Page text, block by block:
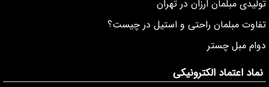
تولیدی مبلمان ارزان در تهران
تفاوت مبلمان راحتی و استیل در چیست؟
دوام مبل چستر
نماد اعتماد الکترونیکی